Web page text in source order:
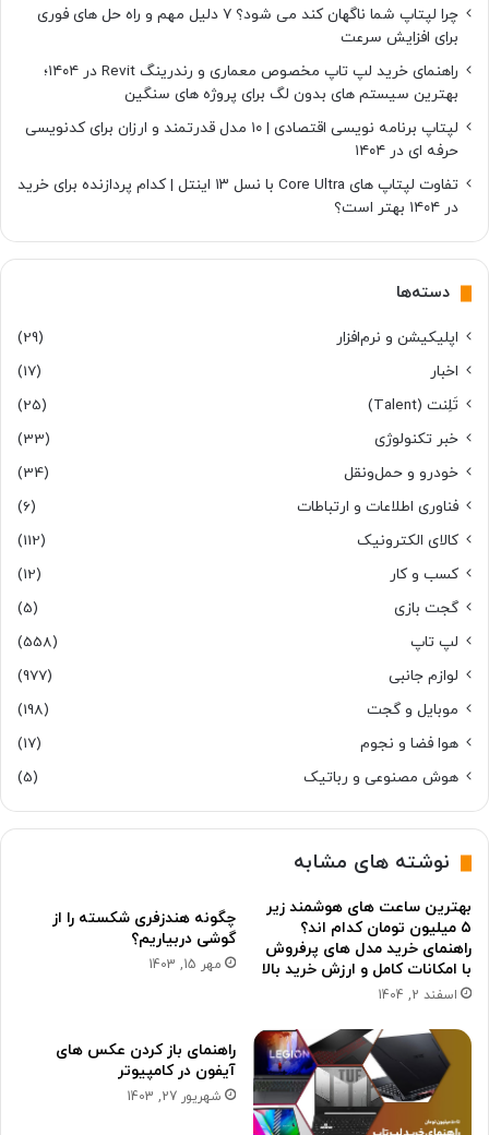
چرا لپتاپ شما ناگهان کند می شود؟ ۷ دلیل مهم و راه حل های فوری
برای افزایش سرعت
راهنمای خرید لپ تاپ مخصوص معماری و رندرینگ Revit در ۱۴۰۴؛
بهترین سیستم های بدون لگ برای پروژه های سنگین
لپتاپ برنامه نویسی اقتصادی | ۱۰ مدل قدرتمند و ارزان برای کدنویسی
حرفه ای در ۱۴۰۴
تفاوت لپتاپ های Core Ultra با نسل ۱۳ اینتل | کدام پردازنده برای خرید
در ۱۴۰۴ بهتر است؟
دسته‌ها
اپلیکیشن و نرم‌افزار
(29)
اخبار
(17)
تَلِنت (Talent)
(25)
خبر تکنولوژی
(33)
خودرو و حمل‌و‌نقل
(34)
فناوری اطلاعات و ارتباطات
(6)
کالای الکترونیک
(112)
کسب و کار
(12)
گجت بازی
(5)
لپ تاپ
(558)
لوازم جانبی
(977)
موبایل و گجت
(198)
هوا فضا و نجوم
(17)
هوش مصنوعی و رباتیک
(5)
نوشته های مشابه
بهترین ساعت های هوشمند زیر
۵ میلیون تومان کدام اند؟
راهنمای خرید مدل های پرفروش
با امکانات کامل و ارزش خرید بالا
اسفند 2, 1404
چگونه هندزفری شکسته را از
گوشی دربیاریم؟
مهر 15, 1403
راهنمای باز کردن عکس های
آیفون در کامپیوتر
شهریور 27, 1403